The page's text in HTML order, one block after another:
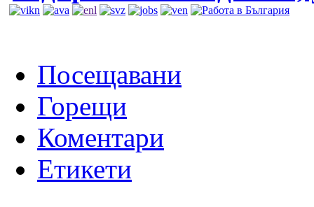
Посещавани
Горещи
Коментари
Етикети